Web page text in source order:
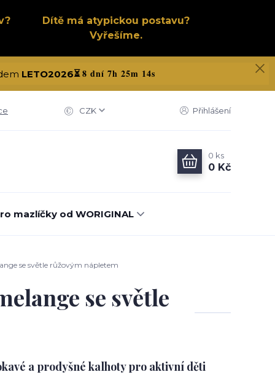
Dítě má atypickou postavu?
Vyřešíme.
LETO2026⏳8 dní 7h 25m 13s
CZK Přihlášení
0 ks
0 Kč
mazlíčky od WORIGINAL
se světle růžovým nápletem
se světle
a prodyšné kalhoty pro aktivní děti